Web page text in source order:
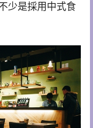
少是採用中式食